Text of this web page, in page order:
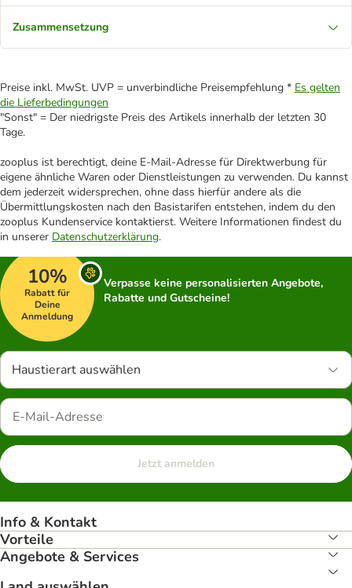
Zusammensetzung
Preise inkl. MwSt. UVP = unverbindliche Preisempfehlung * Es gelten
die Lieferbedingungen
"Sonst" = Der niedrigste Preis des Artikels innerhalb der letzten 30
Tage.
zooplus ist berechtigt, deine E-Mail-Adresse für Direktwerbung für
eigene ähnliche Waren oder Dienstleistungen zu verwenden. Du kannst
dem jederzeit widersprechen, ohne dass hierfür andere als die
Übermittlungskosten nach den Basistarifen entstehen, indem du den
zooplus Kundenservice kontaktierst. Weitere Informationen findest du
in unserer Datenschutzerklärung.
10%
Rabatt für
Deine
Anmeldung
Verpasse keine personalisierten Angebote,
Rabatte und Gutscheine!
Haustierart auswählen
Jetzt anmelden
Info & Kontakt
Vorteile
Angebote & Services